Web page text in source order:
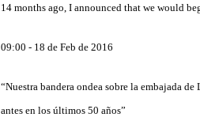
14 months ago, I announced that we would
09:00 - 18 de Feb de 2016
“Nuestra bandera ondea sobre la embajada
antes en los últimos 50 años”